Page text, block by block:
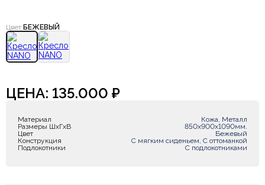
Цвет: БЕЖЕВЫЙ
ЦЕНА: 135.000 ₽
Материал
Кожа, Металл
Размеры ШxГxВ
850х900х1090мм.
Цвет
Бежевый
Конструкция
С мягким сиденьем, С оттоманкой
Подлокотники
С подлокотниками